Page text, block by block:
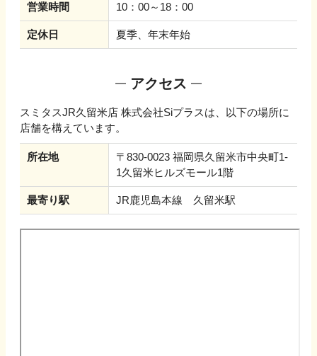
営業時間 10：00～18：00
定休日 夏季、年末年始
アクセス
スミタスJR久留米店 株式会社Siプラスは、以下の場所に
店舗を構えています。
所在地
〒830-0023 福岡県久留米市中央町1-
1久留米ヒルズモール1階
最寄り駅 JR鹿児島本線 久留米駅